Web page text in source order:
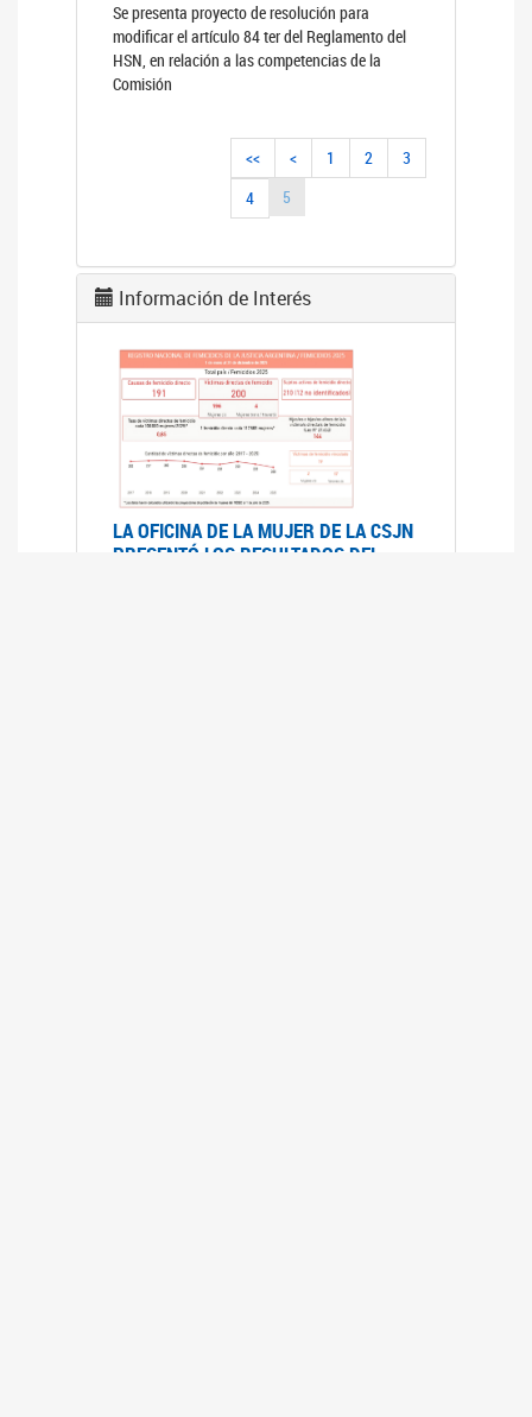
Se presenta proyecto de resolución para
modificar el artículo 84 ter del Reglamento del
HSN, en relación a las competencias de la
Comisión
<< < 1 2
3
4
5
Información de Interés
LA OFICINA DE LA MUJER DE LA CSJN
PRESENTÓ LOS RESULTADOS DEL